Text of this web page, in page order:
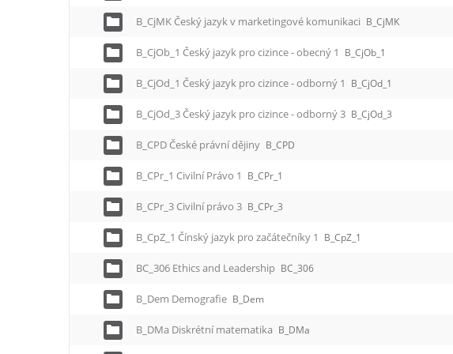
B_CjMK Český jazyk v marketingové komunikaci B_CjMK
B_CjOb_1 Český jazyk pro cizince - obecný 1 B_CjOb_1
B_CjOd_1 Český jazyk pro cizince - odborný 1 B_CjOd_1
B_CjOd_3 Český jazyk pro cizince - odborný 3 B_CjOd_3
B_CPD České právní dějiny B_CPD
B_CPr_1 Civilní Právo 1 B_CPr_1
B_CPr_3 Civilní právo 3 B_CPr_3
B_CpZ_1 Čínský jazyk pro začátečníky 1 B_CpZ_1
BC_306 Ethics and Leadership BC_306
B_Dem Demografie B_Dem
B_DMa Diskrétní matematika B_DMa